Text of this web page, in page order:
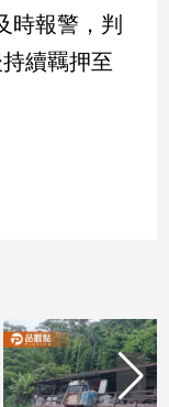
時報警，判
續羈押至